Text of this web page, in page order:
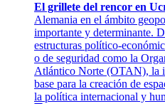
El grillete del rencor en
Alemania en el ámbito
importante y determinante.
estructuras político-
o de seguridad como la
Atlántico Norte (OTAN), la
base para la creación de
la política internacional y